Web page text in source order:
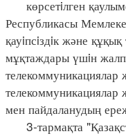
көрсетiлген
Республикасы
қауiпсiздiк және
мұқтаждары үшiн
телекоммуникациялар
мен пайдаланудың
3-тармақта